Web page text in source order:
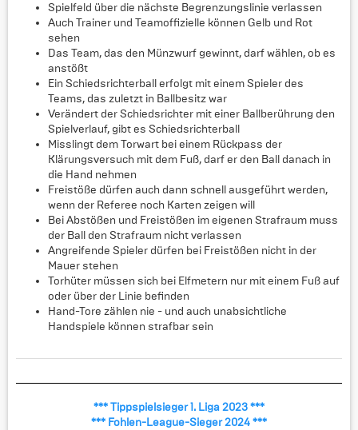
Spielfeld über die nächste Begrenzungslinie verlassen
Auch Trainer und Teamoffizielle können Gelb und Rot
sehen
Das Team, das den Münzwurf gewinnt, darf wählen, ob es
anstößt
Ein Schiedsrichterball erfolgt mit einem Spieler des
Teams, das zuletzt in Ballbesitz war
Verändert der Schiedsrichter mit einer Ballberührung den
Spielverlauf, gibt es Schiedsrichterball
Misslingt dem Torwart bei einem Rückpass der
Klärungsversuch mit dem Fuß, darf er den Ball danach in
die Hand nehmen
Freistöße dürfen auch dann schnell ausgeführt werden,
wenn der Referee noch Karten zeigen will
Bei Abstößen und Freistößen im eigenen Strafraum muss
der Ball den Strafraum nicht verlassen
Angreifende Spieler dürfen bei Freistößen nicht in der
Mauer stehen
Torhüter müssen sich bei Elfmetern nur mit einem Fuß auf
oder über der Linie befinden
Hand-Tore zählen nie - und auch unabsichtliche
Handspiele können strafbar sein
*** Tippspielsieger 1. Liga 2023 ***
*** Fohlen-League-Sieger 2024 ***